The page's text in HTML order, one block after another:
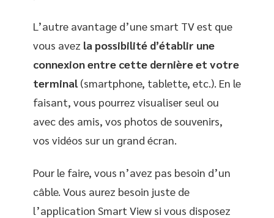
L’autre avantage d’une smart TV est que
vous avez la possibilité d’établir une
connexion entre cette dernière et votre
terminal (smartphone, tablette, etc.). En le
faisant, vous pourrez visualiser seul ou
avec des amis, vos photos de souvenirs,
vos vidéos sur un grand écran.
Pour le faire, vous n’avez pas besoin d’un
câble. Vous aurez besoin juste de
l’application Smart View si vous disposez